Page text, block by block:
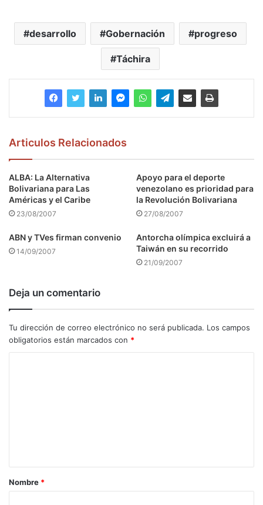
desarrollo Gobernación progreso
Táchira
Articulos Relacionados
ALBA: La Alternativa
Bolivariana para Las
Américas y el Caribe
23/08/2007
Apoyo para el deporte
venezolano es prioridad para
la Revolución Bolivariana
27/08/2007
ABN y TVes firman convenio
14/09/2007
Antorcha olímpica excluirá a
Taiwán en su recorrido
21/09/2007
Deja un comentario
Tu dirección de correo electrónico no será publicada. Los campos
obligatorios están marcados con *
a
r
Nombre *